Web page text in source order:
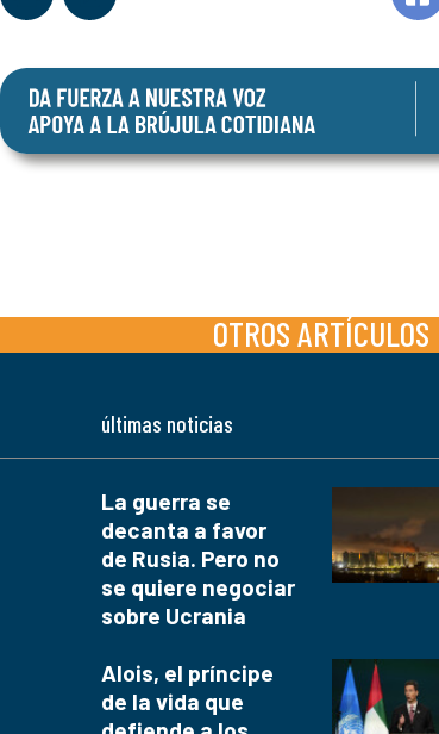
OTROS ARTÍCULOS
últimas noticias
La guerra se
decanta a favor
de Rusia. Pero no
se quiere negociar
sobre Ucrania
Alois, el príncipe
de la vida que